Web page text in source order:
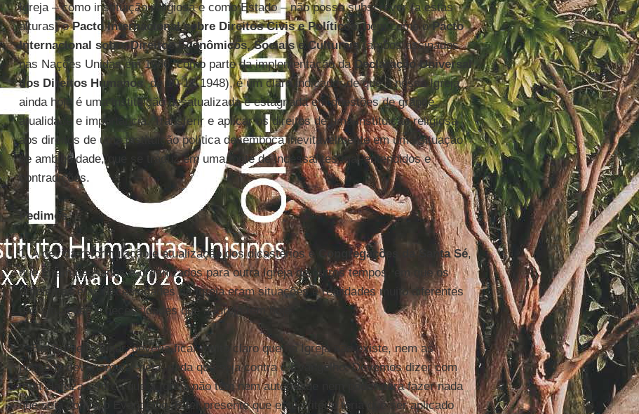
Igreja – como instituição religiosa e como Estado – não possa subscrever (a estas
alturas) oPacto Internacional sobre Direitos Civis e Políticos, bem como oPacto
Internacional sobre Direitos Econômicos, Sociais e Culturais(ambos assinados
nas Nações Unidas em 1966, como parte da implementação daDeclaração Universal
dos Direitos Humanos, de 10-12-1948), é um claro indicador de que a nossa Igreja
ainda hoje é uma instituição desatualizada e estagnada em questões de grande
atualidade e importância. Transferir e aplicar os direitos de uma instituição religiosa
aos direitos de uma instituição política desemboca inevitavelmente em uma situação
de ambiguidade, que se traduz em uma fonte de incessantes mal-entendidos e
contradições.
Pedimos
1. A devida reformulação e atualização dos dicastérios e Congregações da Santa Sé,
que foram pensados e organizados para outra Igreja de outros tempos, em que os
problemas e as necessidades da Igreja eram situações e realidades muito diferentes
das situações e necessidades que a Igreja tem hoje.
2. Em primeiro lugar, deveria ficar muito claro que na Igreja não existe, nem as
pessoas deveriam ver nela, nada que seja contra o Evangelho. Devemos dizer com
toda clareza e força que a Igreja não tem nem autoridade nem poder para fazer nada
que seja contra o Evangelho. E ter presente que este critério teria que ser aplicado